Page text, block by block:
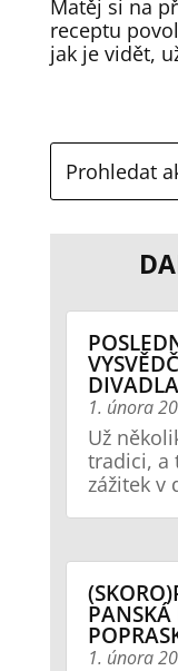
Matěj si na
receptu
jak je vidět,
1. února
Už
tradici, a
zážitek v
PANSKÁ
1. února